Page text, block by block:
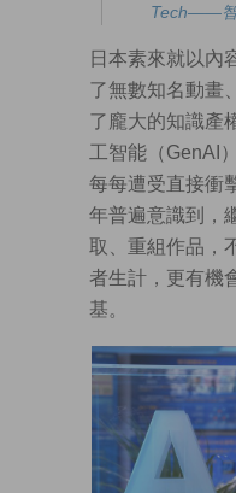
Tech——
日本素來就以內
了無數知名動畫
了龐大的知識產
工智能（GenAI
每每遭受直接衝
年普遍意識到，
取、重組作品，
者生計，更有機
基。